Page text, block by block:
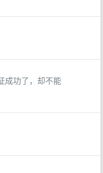
成功了，却不能